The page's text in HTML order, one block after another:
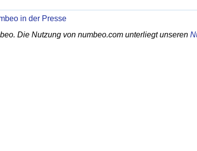
in der Presse
Die Nutzung von numbeo.com unterliegt unseren